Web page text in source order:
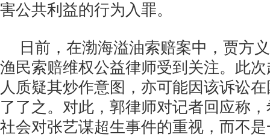
害公共利益的行为入罪。
日前，在渤海溢油索赔案中，贾方
渔民索赔维权公益律师受到关注。此
人质疑其炒作意图，亦可能因该诉讼
了了之。对此，郭律师对记者回应称
社会对张艺谋超生事件的重视，而不